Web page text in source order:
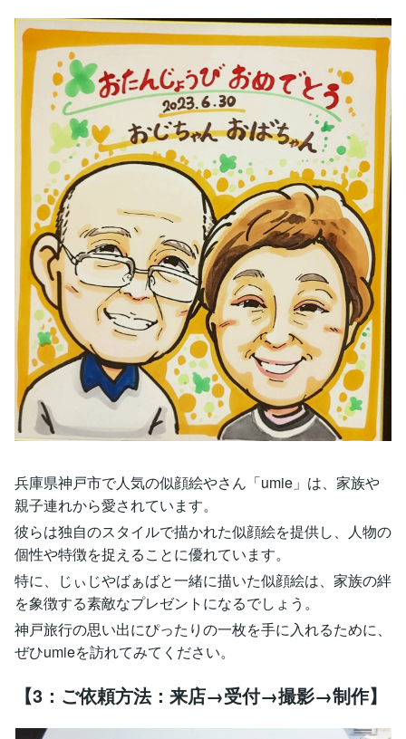
兵庫県神戸市で人気の似顔絵やさん「umie」は、家族や
親子連れから愛されています。
彼らは独自のスタイルで描かれた似顔絵を提供し、人物の
個性や特徴を捉えることに優れています。
特に、じぃじやばぁばと一緒に描いた似顔絵は、家族の絆
を象徴する素敵なプレゼントになるでしょう。
神戸旅行の思い出にぴったりの一枚を手に入れるために、
ぜひumieを訪れてみてください。
【3：ご依頼方法：来店→受付→撮影→制作】